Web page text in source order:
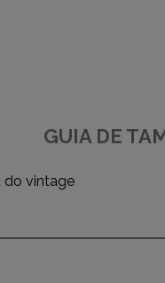
GUIA DE
do vintage